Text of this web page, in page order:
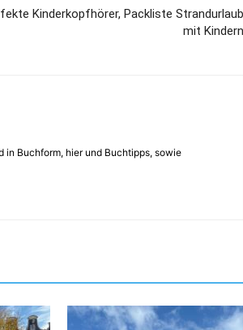
Kinderkopfhörer, Packliste Strandurlaub
mit Kindern
in Buchform, hier und Buchtipps, sowie